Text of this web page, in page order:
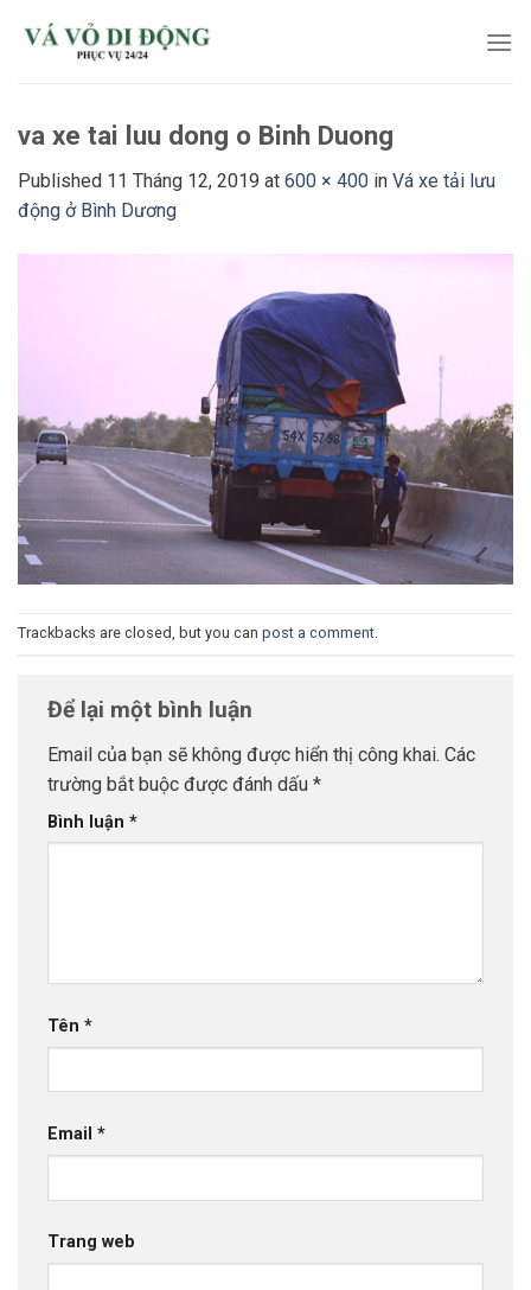
va xe tai luu dong o Binh Duong
Published 11 Tháng 12, 2019 at 600 × 400 in Vá xe tải lưu
động ở Bình Dương
Trackbacks are closed, but you can post a comment.
Để lại một bình luận
Email của bạn sẽ không được hiển thị công khai. Các
trường bắt buộc được đánh dấu *
Bình luận *
Tên *
Email *
Trang web